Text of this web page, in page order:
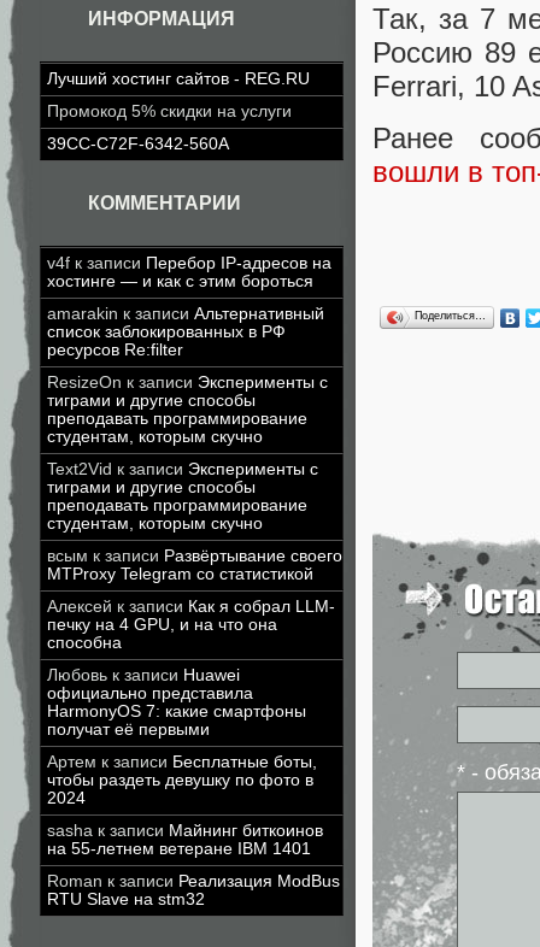
ИНФОРМАЦИЯ
Лучший хостинг сайтов - REG.RU
Промокод 5% скидки на услуги
39CC-C72F-6342-560A
КОММЕНТАРИИ
v4f к записи Перебор IP-адресов на
хостинге — и как с этим бороться
amarakin к записи Альтернативный
список заблокированных в РФ
ресурсов Re:filter
ResizeOn к записи Эксперименты с
тиграми и другие способы
преподавать программирование
студентам, которым скучно
Text2Vid к записи Эксперименты с
тиграми и другие способы
преподавать программирование
студентам, которым скучно
всым к записи Развёртывание своего
MTProxy Telegram со статистикой
Алексей к записи Как я собрал LLM-
печку на 4 GPU, и на что она
способна
Любовь к записи Huawei
официально представила
HarmonyOS 7: какие смартфоны
получат её первыми
Артем к записи Бесплатные боты,
чтобы раздеть девушку по фото в
2024
sasha к записи Майнинг биткоинов
на 55-летнем ветеране IBM 1401
Roman к записи Реализация ModBus
RTU Slave на stm32
Так, за 7
Россию 89
Ferrari, 10
Ранее
вошли в
Поделиться…
* -